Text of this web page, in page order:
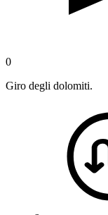
0
Giro degli dolomiti.